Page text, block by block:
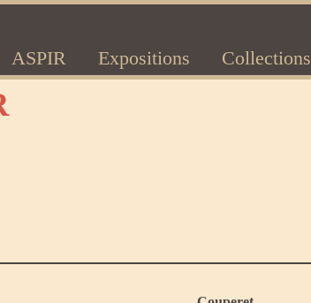
ASPIR Expositions Collections